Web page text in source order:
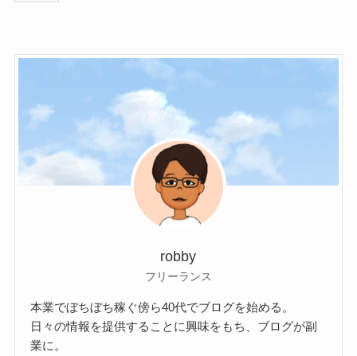
robby
フリーランス
本業でぼちぼち稼ぐ傍ら40代でブログを始める。
日々の情報を提供することに興味をもち、ブログが副
業に。